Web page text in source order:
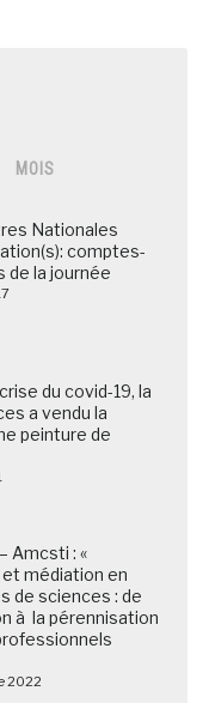
MOIS
Nationales
comptes-
de la journée
du covid-19, la
a vendu la
peinture de
Amcsti : «
médiation en
de sciences : de
à la pérennisation
2022